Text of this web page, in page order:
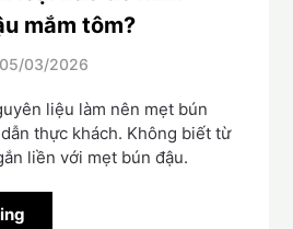
mắm tôm?
05/03/2026
liệu làm nên mẹt bún
thực khách. Không biết từ
liền với mẹt bún đậu.